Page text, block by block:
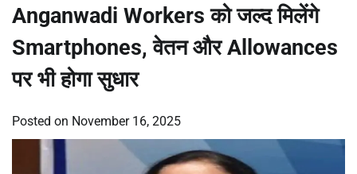
Anganwadi Workers को जल्द मिलेंगे
Smartphones, वेतन और Allowances
पर भी होगा सुधार
Posted on November 16, 2025